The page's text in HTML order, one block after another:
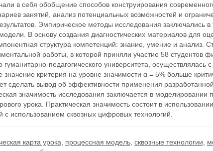
в себя обобщение способов конструирования
занятий, анализ потенциальных возможностей и
Эмпирическое методы исследования заключались в
В основу создания диагностических материалов для
структура компетенций: знание, умение и анализ.
работы, в которой приняли участие 58 студентов
гуманитарно-педагогического университета,
критерия на уровне значимости α = 5% больше
сделать вывод об эффективности применения
значимость исследования заключается в моделировании
урока. Практическая значимость состоит в
с использованием сквозных цифровых технологий.
карта урока процессная модель, сквозные технологии